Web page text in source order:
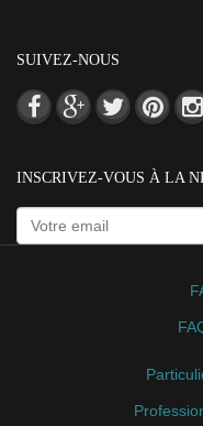
SUIVEZ-NOUS
INSCRIVEZ-VOUS À LA